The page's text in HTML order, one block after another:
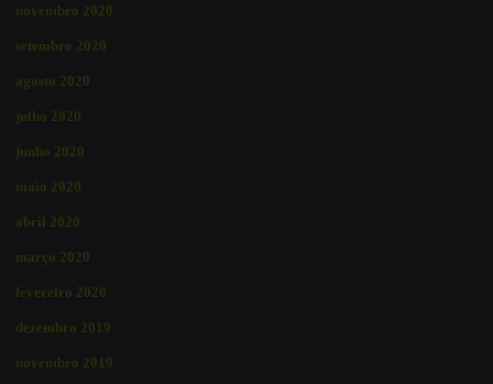
novembro 2020
setembro 2020
agosto 2020
julho 2020
junho 2020
maio 2020
abril 2020
março 2020
fevereiro 2020
dezembro 2019
novembro 2019